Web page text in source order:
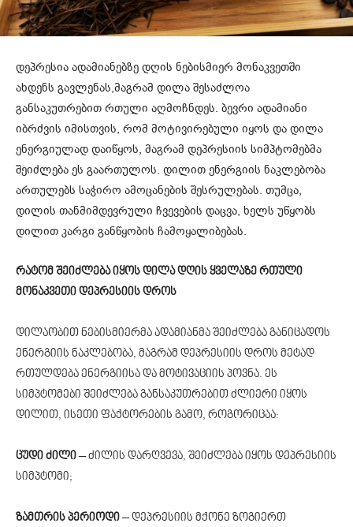
დეპრესია ადამიანებზე დღის ნებისმიერ მონაკვეთში
ახდენს გავლენას,მაგრამ დილა შესაძლოა
განსაკუთრებით რთული აღმოჩნდეს. ბევრი ადამიანი
იბრძვის იმისთვის, რომ მოტივირებული იყოს და დილა
ენერგიულად დაიწყოს, მაგრამ დეპრესიის სიმპტომებმა
შეიძლება ეს გაართულოს. დილით ენერგიის ნაკლებობა
ართულებს საჭირო ამოცანების შესრულებას. თუმცა,
დილის თანმიმდევრული ჩვევების დაცვა, ხელს უწყობს
დილით კარგი განწყობის ჩამოყალიბებას.
რატომ შეიძლება იყოს დილა დღის ყველაზე რთული
მონაკვეთი დეპრესიის დროს
დილაობით ნებისმიერმა ადამიანმა შეიძლება განიცადოს
ენერგიის ნაკლებობა, მაგრამ დეპრესიის დროს მეტად
რთულდება ენერგიისა და მოტივაციის პოვნა. ეს
სიმპტომები შეიძლება განსაკუთრებით ძლიერი იყოს
დილით, ისეთი ფაქტორების გამო, როგორიცაა:
ცუდი ძილი– ძილის დარღვევა, შეიძლება იყოს დეპრესიის
სიმპტომი;
ზამთრის პერიოდი– დეპრესიის მქონე ზოგიერთ